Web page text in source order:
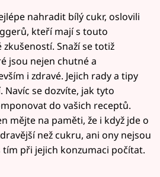
nahradit bílý cukr, oslovili
kteří mají s touto
Snaží se totiž
jsou nejen chutné a
i zdravé. Jejich rady a tipy
se dozvíte, jak tyto
do vašich receptů.
mějte na paměti, že i když jde o
než cukru, ani ony nejsou
tím při jejich konzumaci počítat.